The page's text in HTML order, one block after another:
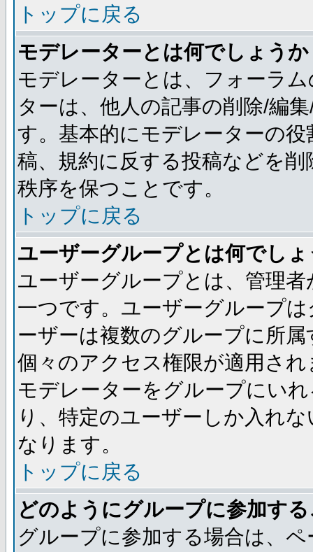
トップに戻る
モデレーターとは何でしょうか
モデレーターとは、フォーラ
ターは、他人の記事の削除/編
す。基本的にモデレーターの
稿、規約に反する投稿などを
秩序を保つことです。
トップに戻る
ユーザーグループとは何でし
ユーザーグループとは、管理
一つです。ユーザーグループ
ーザーは複数のグループに所
個々のアクセス権限が適用さ
モデレーターをグループにい
り、特定のユーザーしか入れ
なります。
トップに戻る
どのようにグループに参加す
グループに参加する場合は、